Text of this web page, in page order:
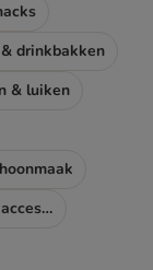
drinkbakken
& luiken
Camera’s & technische accessoires